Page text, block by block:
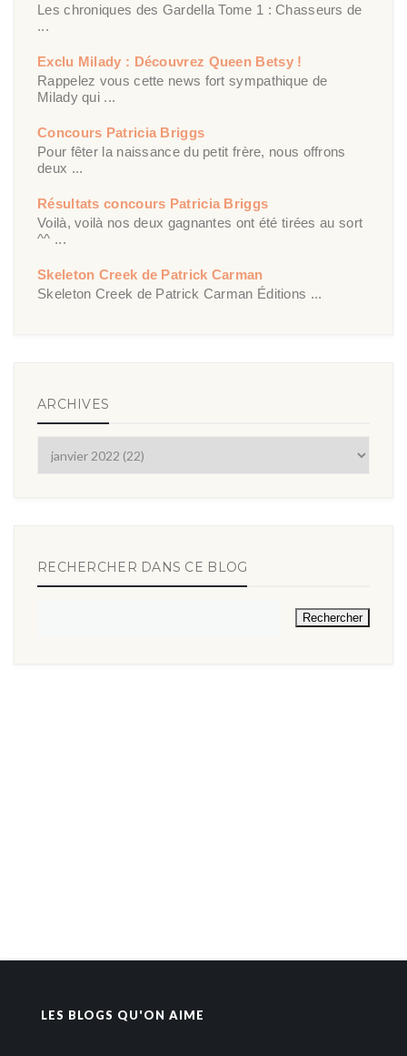
Les chroniques des Gardella Tome 1 : Chasseurs de
...
Exclu Milady : Découvrez Queen Betsy !
Rappelez vous cette news fort sympathique de
Milady qui ...
Concours Patricia Briggs
Pour fêter la naissance du petit frère, nous offrons
deux ...
Résultats concours Patricia Briggs
Voilà, voilà nos deux gagnantes ont été tirées au sort
^^ ...
Skeleton Creek de Patrick Carman
Skeleton Creek de Patrick Carman Éditions ...
ARCHIVES
RECHERCHER DANS CE BLOG
LES BLOGS QU'ON AIME